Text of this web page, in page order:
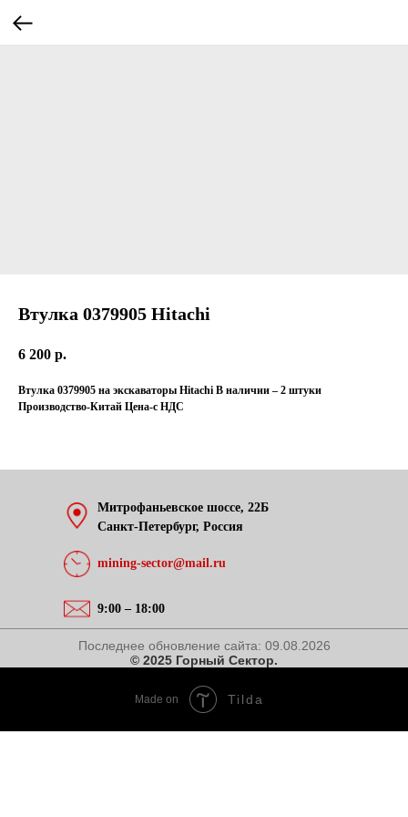
Втулка 0379905 Hitachi
6 200 р.
Втулка 0379905 на экскаваторы Hitachi В наличии – 2 штуки
Производство-Китай Цена-с НДС
Митрофаньевское шоссе, 22Б
Санкт-Петербург, Россия
mining-sector@mail.ru
9:00 – 18:00
Последнее обновление сайта: 09.08.2026
© 2025 Горный Сектор.
Made on Tilda